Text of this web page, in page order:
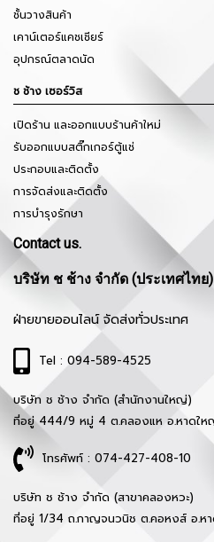
ชั้นวางสินค้า
เคาน์เตอร์แคชเชียร์
อุปกรณ์ตลาดนัด
ช ช้าง เซอร์วิส
เปิดร้าน และออกแบบร้านค้าใหม่
รับออกแบบสติ๊กเกอร์ตู้แช่
ประกอบและติดตั้ง
การจัดส่งและติดตั้ง
การบำรุงรักษา
Contact us.
บริษัท ช ช้าง จำกัด (ประเทศไทย)
ฝ่ายขายออนไลน์ จัดส่งทั่วประเทศ
Tel : 094-589-4525
บริษัท ช ช้าง จำกัด (สำนักงานใหญ่)
ที่อยู่ 444/9 หมู่ 4 ต.คลองแห อ.หาดให
โทรศัพท์ : 074-427-408-10
บริษัท ช ช้าง จำกัด (สาขาคลองหวะ)
ที่อยู่ 1/34 ถ.กาญจนวนิช ต.คอหงส์ อ.ห